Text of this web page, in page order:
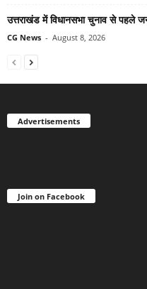
उत्तराखंड में विधानसभा चुनाव से पहले
CG News - August 8, 2026
Advertisements
Join on Facebook